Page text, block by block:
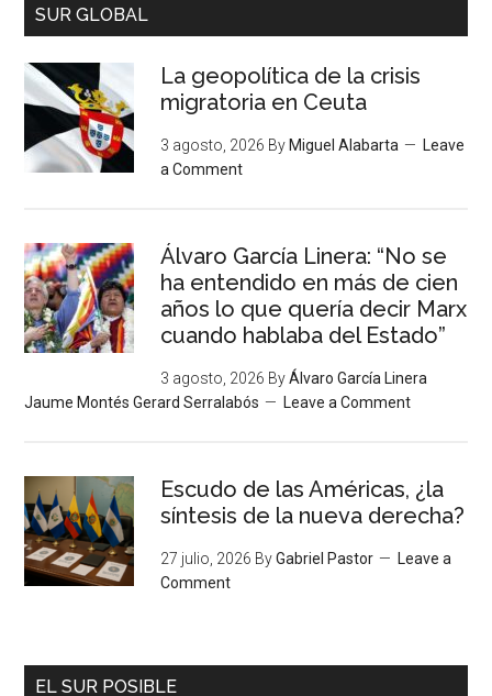
SUR GLOBAL
La geopolítica de la crisis
migratoria en Ceuta
3 agosto, 2026 By Miguel Alabarta
Leave
a Comment
Álvaro García Linera: “No se
ha entendido en más de cien
años lo que quería decir Marx
cuando hablaba del Estado”
3 agosto, 2026 ByÁlvaro García Linera
Jaume Montés Gerard Serralabós
Leave a Comment
Escudo de las Américas, ¿la
síntesis de la nueva derecha?
27 julio, 2026 ByGabriel Pastor
Leave a
Comment
EL SUR POSIBLE